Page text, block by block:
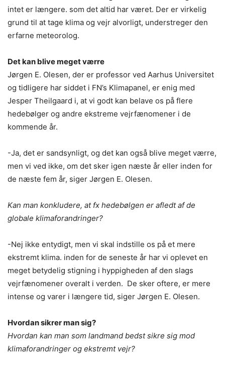
intet er længere. som det altid har været. Der er virkelig
grund til at tage klima og vejr alvorligt, understreger den
erfarne meteorolog.
Det kan blive meget værre
Jørgen E. Olesen, der er professor ved Aarhus Universitet
og tidligere har siddet i FN’s Klimapanel, er enig med
Jesper Theilgaard i, at vi godt kan belave os på flere
hedebølger og andre ekstreme vejrfænomener i de
kommende år.
-Ja, det er sandsynligt, og det kan også blive meget værre,
men vi ved ikke, om det sker igen næste år eller inden for
de næste fem år, siger Jørgen E. Olesen.
Kan man konkludere, at fx hedebølgen er afledt af de
globale klimaforandringer?
-Nej ikke entydigt, men vi skal indstille os på et mere
ekstremt klima. inden for de seneste år har vi oplevet en
meget betydelig stigning i hyppigheden af den slags
vejrfænomener overalt i verden. De sker oftere, er mere
intense og varer i længere tid, siger Jørgen E. Olesen.
Hvordan sikrer man sig?
Hvordan kan man som landmand bedst sikre sig mod
klimaforandringer og ekstremt vejr?